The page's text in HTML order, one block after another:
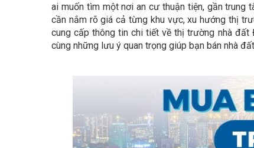
ai muốn tìm một nơi an cư thuận tiện, gần trung
cần nắm rõ giá cả từng khu vực, xu hướng thị
cung cấp thông tin chi tiết về thị trường nhà đất
cùng những lưu ý quan trọng giúp bạn bán nhà